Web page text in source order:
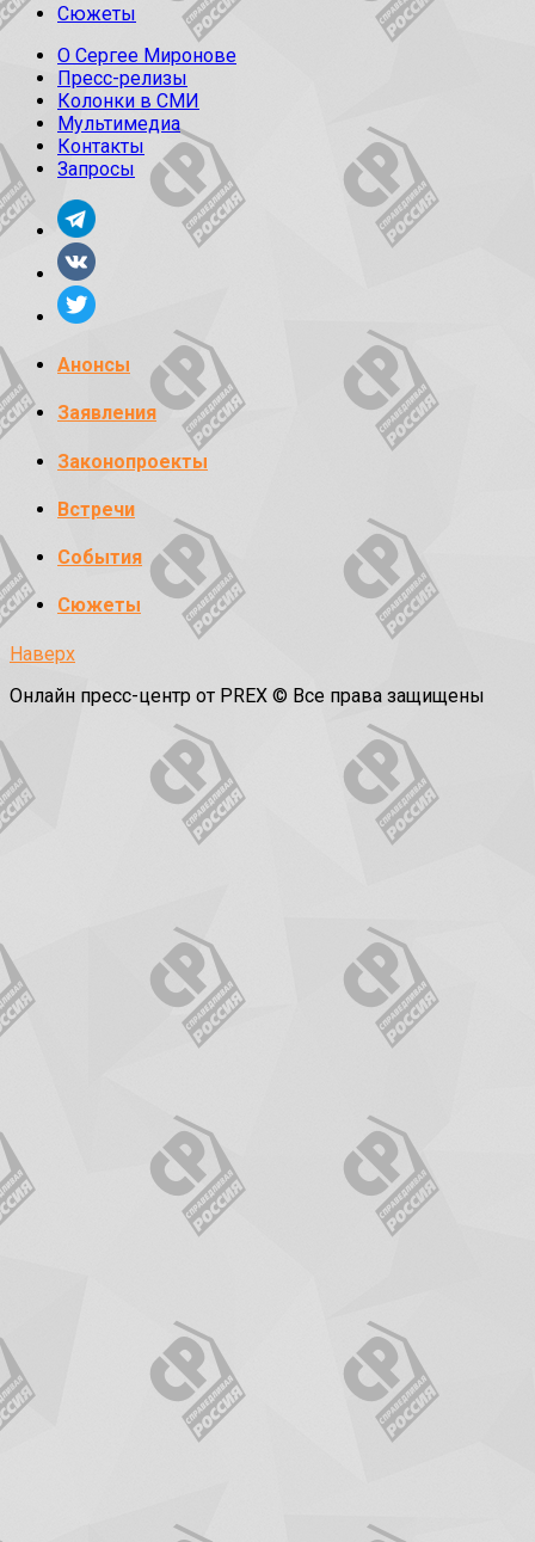
Сюжеты
О Сергее Миронове
Пресс-релизы
Колонки в СМИ
Мультимедиа
Контакты
Запросы
Анонсы
Заявления
Законопроекты
Встречи
События
Сюжеты
Наверх
Онлайн пресс-центр от PREX © Все права защищены